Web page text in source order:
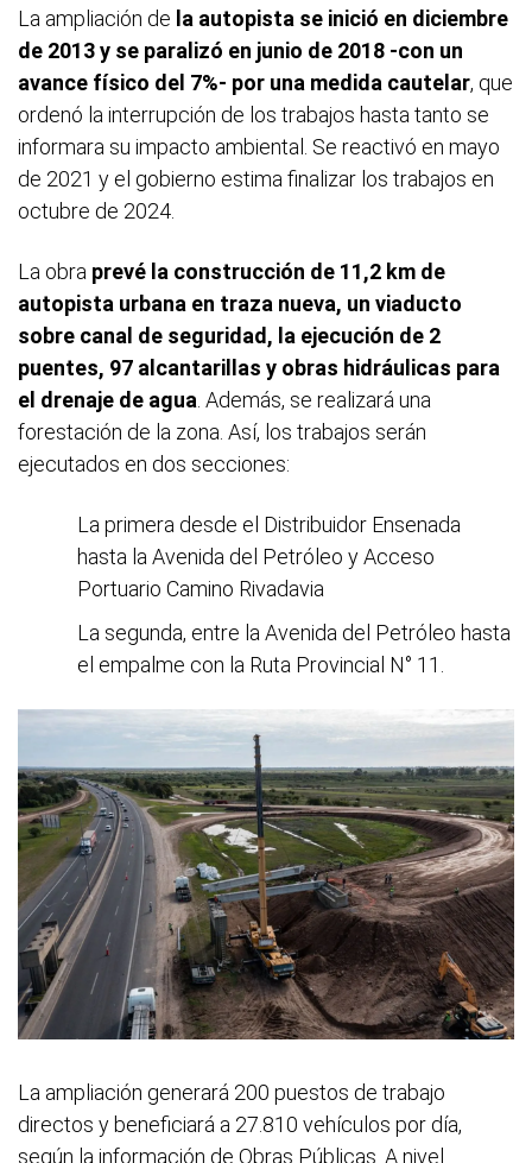
La ampliación de la autopista se inició en diciembre
de 2013 y se paralizó en junio de 2018 -con un
avance físico del 7%- por una medida cautelar, que
ordenó la interrupción de los trabajos hasta tanto se
informara su impacto ambiental. Se reactivó en mayo
de 2021 y el gobierno estima finalizar los trabajos en
octubre de 2024.
La obra prevé la construcción de 11,2 km de
autopista urbana en traza nueva, un viaducto
sobre canal de seguridad, la ejecución de 2
puentes, 97 alcantarillas y obras hidráulicas para
el drenaje de agua . Además, se realizará una
forestación de la zona. Así, los trabajos serán
ejecutados en dos secciones:
La primera desde el Distribuidor Ensenada
hasta la Avenida del Petróleo y Acceso
Portuario Camino Rivadavia
La segunda, entre la Avenida del Petróleo hasta
el empalme con la Ruta Provincial N° 11.
La ampliación generará 200 puestos de trabajo
directos y beneficiará a 27.810 vehículos por día,
según la información de Obras Públicas. A nivel